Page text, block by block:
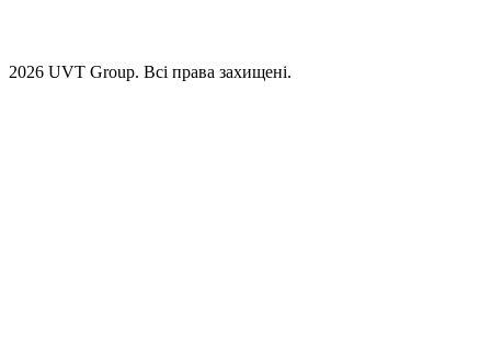
2026 UVT Group. Всі права захищені.